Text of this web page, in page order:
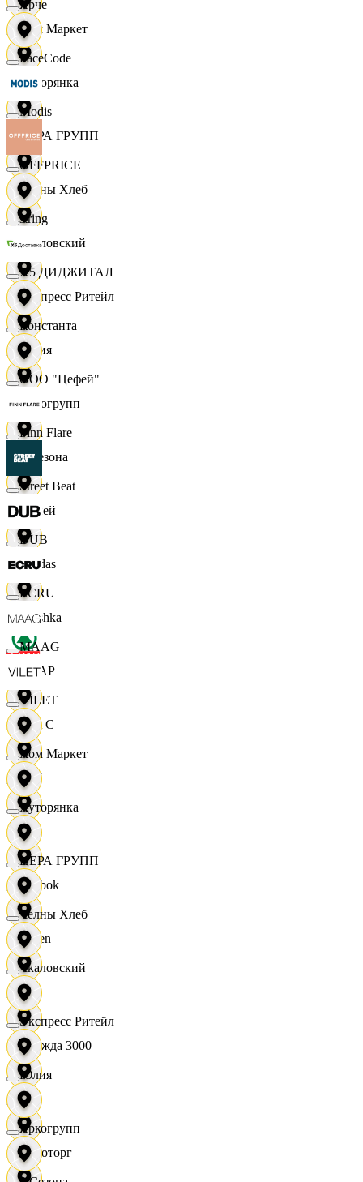
Хом Маркет
Хуторянка
ЦЕРА ГРУПП
Челны Хлеб
Чкаловский
Экспресс Ритейл
Юлия
Яркогрупп
4 Сезона
7 дней
Adidas
Bershka
СПАР
M A C
OBI
RE
Reebok
Seven
XC
Одежда 3000
Zara
Агроторг
Ярче
FaceCode
Modis
OFFPRICE
string
X5 ДИДЖИТАЛ
Константа
ООО "Цефей"
Finn Flare
Street Beat
DUB
ECRU
MAAG
VILET
Хом Маркет
Хуторянка
ЦЕРА ГРУПП
Челны Хлеб
Чкаловский
Экспресс Ритейл
Юлия
Яркогрупп